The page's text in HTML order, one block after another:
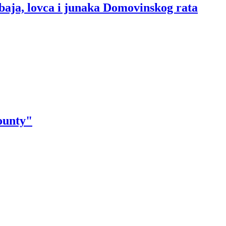
lovca i junaka Domovinskog rata